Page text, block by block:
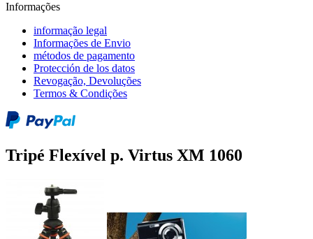
Informações
informação legal
Informações de Envio
métodos de pagamento
Protección de los datos
Revogação, Devoluções
Termos & Condições
Tripé Flexível p. Virtus XM 1060